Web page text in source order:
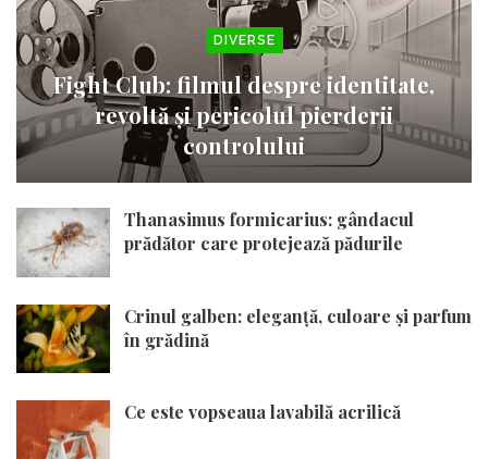
DIVERSE
Fight Club: filmul despre identitate,
revoltă și pericolul pierderii
controlului
Thanasimus formicarius: gândacul
prădător care protejează pădurile
Crinul galben: eleganță, culoare și parfum
în grădină
Ce este vopseaua lavabilă acrilică